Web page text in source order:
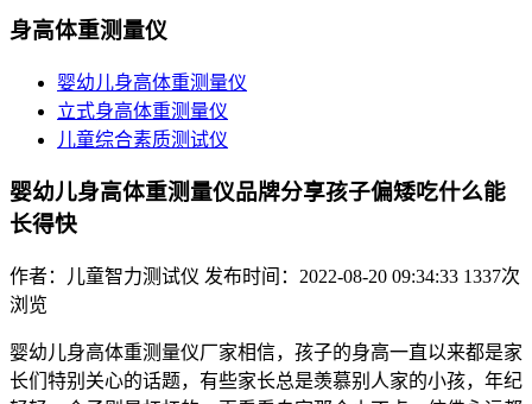
身高体重测量仪
婴幼儿身高体重测量仪
立式身高体重测量仪
儿童综合素质测试仪
婴幼儿身高体重测量仪品牌分享孩子偏矮吃什么能
长得快
作者：儿童智力测试仪 发布时间：2022-08-20 09:34:33 1337次
浏览
婴幼儿身高体重测量仪厂家相信，孩子的身高一直以来都是家
长们特别关心的话题，有些家长总是羡慕别人家的小孩，年纪